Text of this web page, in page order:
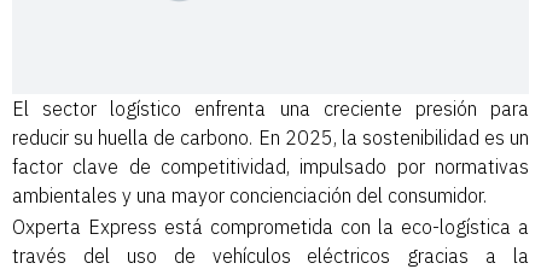
El sector logístico enfrenta una creciente presión para
reducir su huella de carbono. En 2025, la sostenibilidad es un
factor clave de competitividad, impulsado por normativas
ambientales y una mayor concienciación del consumidor.
Oxperta Express está comprometida con la eco-logística a
través del uso de vehículos eléctricos gracias a la